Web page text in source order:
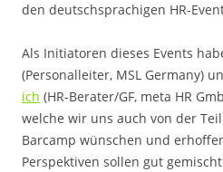
den deutschsprachigen HR-
Als Initiatoren dieses Events
(Personalleiter, MSL Germany)
ich (HR-Berater/GF, meta HR
welche wir uns auch von der
Barcamp wünschen und
Perspektiven sollen gut